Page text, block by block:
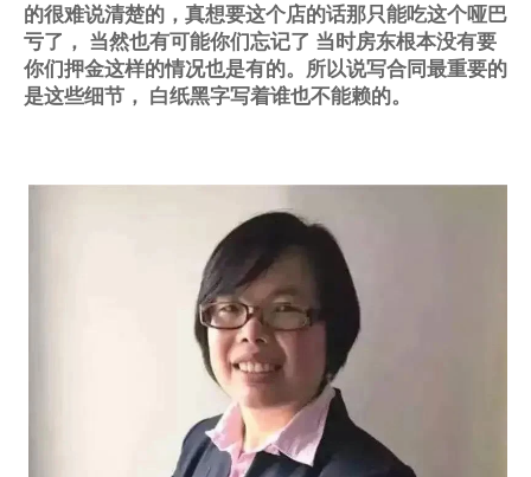
的很难说清楚的，真想要这个店的话那只能吃这个哑巴
亏了， 当然也有可能你们忘记了 当时房东根本没有要
你们押金这样的情况也是有的。所以说写合同最重要的
是这些细节， 白纸黑字写着谁也不能赖的。